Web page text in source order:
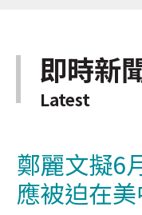
即時新
Latest
鄭麗文擬6
應被迫在